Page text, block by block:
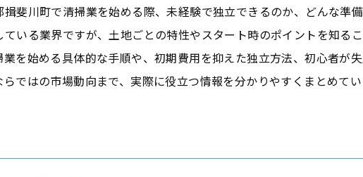
斐川町で清掃業を始める際、未経験で独立できるのか、どんな準
いる業界ですが、土地ごとの特性やスタート時のポイントを知る
を始める具体的な手順や、初期費用を抑えた独立方法、初心者が
ではの市場動向まで、実際に役立つ情報を分かりやすくまとめて